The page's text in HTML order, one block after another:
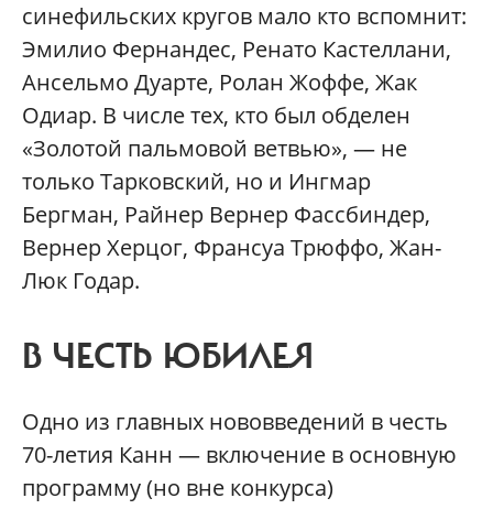
синефильских кругов мало кто вспомнит:
Эмилио Фернандес, Ренато Кастеллани,
Ансельмо Дуарте, Ролан Жоффе, Жак
Одиар. В числе тех, кто был обделен
«Золотой пальмовой ветвью», — не
только Тарковский, но и Ингмар
Бергман, Райнер Вернер Фассбиндер,
Вернер Херцог, Франсуа Трюффо, Жан-
Люк Годар.
В ЧЕСТЬ ЮБИЛЕЯ
Одно из главных нововведений в честь
70-летия Канн — включение в основную
программу (но вне конкурса)